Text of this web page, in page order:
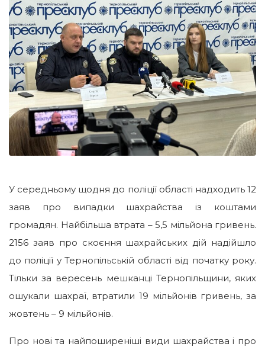
У середньому щодня до поліції області надходить 12
заяв про випадки шахрайства із коштами
громадян. Найбільша втрата – 5,5 мільйона гривень.
2156 заяв про скоєння шахрайських дій надійшло
до поліції у Тернопільській області від початку року.
Тільки за вересень мешканці Тернопільщини, яких
ошукали шахраї, втратили 19 мільйонів гривень, за
жовтень – 9 мільйонів.
Про нові та найпоширеніші види шахрайства і про